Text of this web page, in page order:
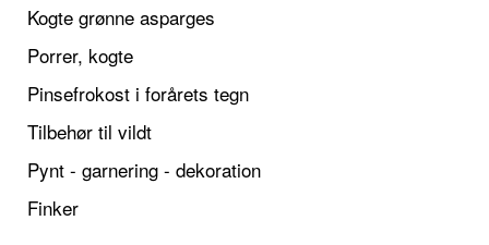
Kogte grønne asparges
Porrer, kogte
Pinsefrokost i forårets tegn
Tilbehør til vildt
Pynt - garnering - dekoration
Finker